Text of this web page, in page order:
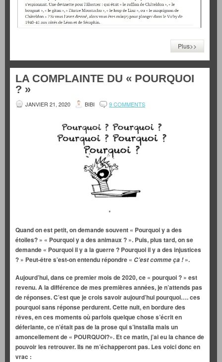
Plus>>
LA COMPLAINTE DU « POURQUOI
? »
JANVIER 21, 2020 BIBI 9 COMMENTS
*
Quand on est petit, on demande souvent « Pourquoi y a des
étoiles? » « Pourquoi y a des animaux ? ». Puis, plus tard, on se
demande « Pourquoi il y a la guerre ? Pourquoi il y a des injustices
? » Peut-être s’est-on entendu répondre « C’est comme ça !».
Aujourd’hui, dans ce premier mois de 2020, ce « pourquoi ? » est
revenu. A la différence de mes premières années, je n’attends pas
de réponses. C’est que je crois savoir aujourd’hui pourquoi…. ces
pourquoi sans réponse perdurent.Cette nuit, en bordure des
rêves, en ces moments où parfois quelque chose s’écrit en
déferlante, ce n’était pas de la prose qui s’installa mais un
amoncellement de « POURQUOI?». Et ce matin, j’ai eu la chance de
pouvoir les retrouver. Ils ne m’échapperont pas. Les voici donc en
vrac :